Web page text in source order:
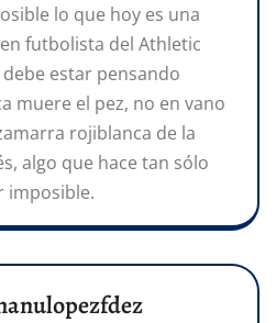
lo que hoy es una
futbolista del Athletic
estar pensando
muere el pez, no en vano
rojiblanca de la
algo que hace tan sólo
imposible.